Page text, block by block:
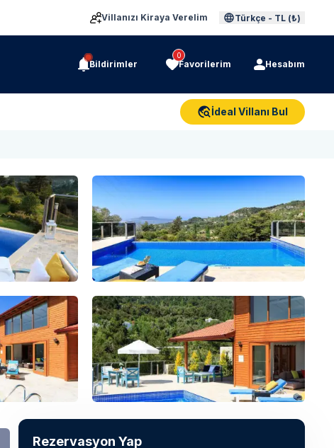
Villanızı Kiraya Verelim Türkçe - TL (₺)
Bildirimler
0
Favorilerim Hesabım
İdeal Villanı Bul
Tüm fotoğrafları gör
Rezervasyon Yap